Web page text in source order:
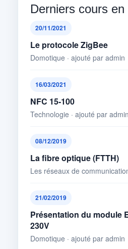
Derniers cours en
20/11/2021
Le protocole ZigBee
Domotique · ajouté par admin
16/03/2021
NFC 15-100
Technologie · ajouté par admin
08/12/2019
La fibre optique (FTTH)
Les réseaux de
21/02/2019
Présentation du module
230V
Domotique · ajouté par admin